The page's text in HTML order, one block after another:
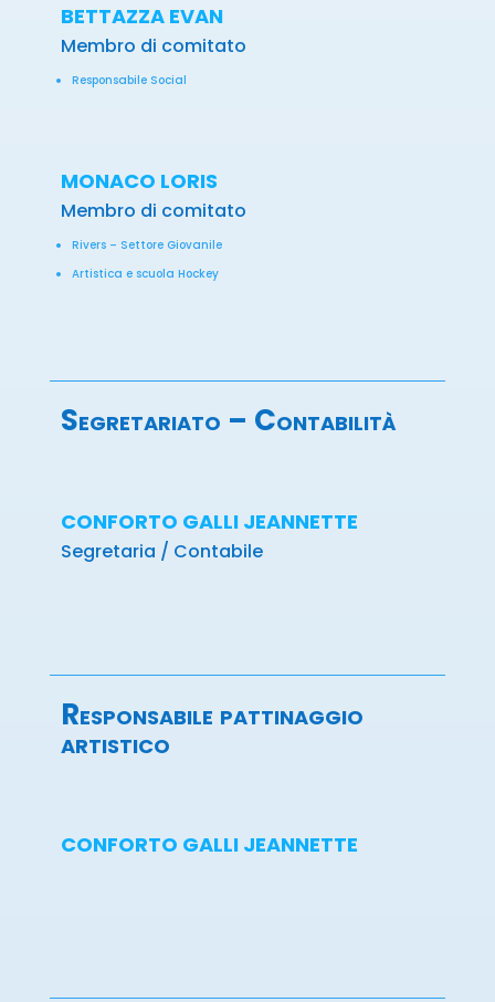
BETTAZZA EVAN
Membro di comitato
Responsabile Social
MONACO LORIS
Membro di comitato
Rivers – Settore Giovanile
Artistica e scuola Hockey
Segretariato – Contabilità
CONFORTO GALLI JEANNETTE
Segretaria / Contabile
Responsabile pattinaggio
artistico
CONFORTO GALLI JEANNETTE